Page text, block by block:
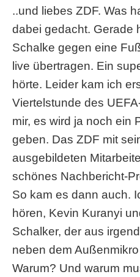
..und liebes ZDF. Was
dabei gedacht. Gerade
Schalke gegen eine
live übertragen. Ein
hörte. Leider kam ich
Viertelstunde des
mir, es wird ja noch ein
geben. Das ZDF mit
ausgebildeten
schönes Nachbericht-
So kam es dann auch.
hören, Kevin Kuranyi
Schalker, der aus
neben dem
Warum? Und warum